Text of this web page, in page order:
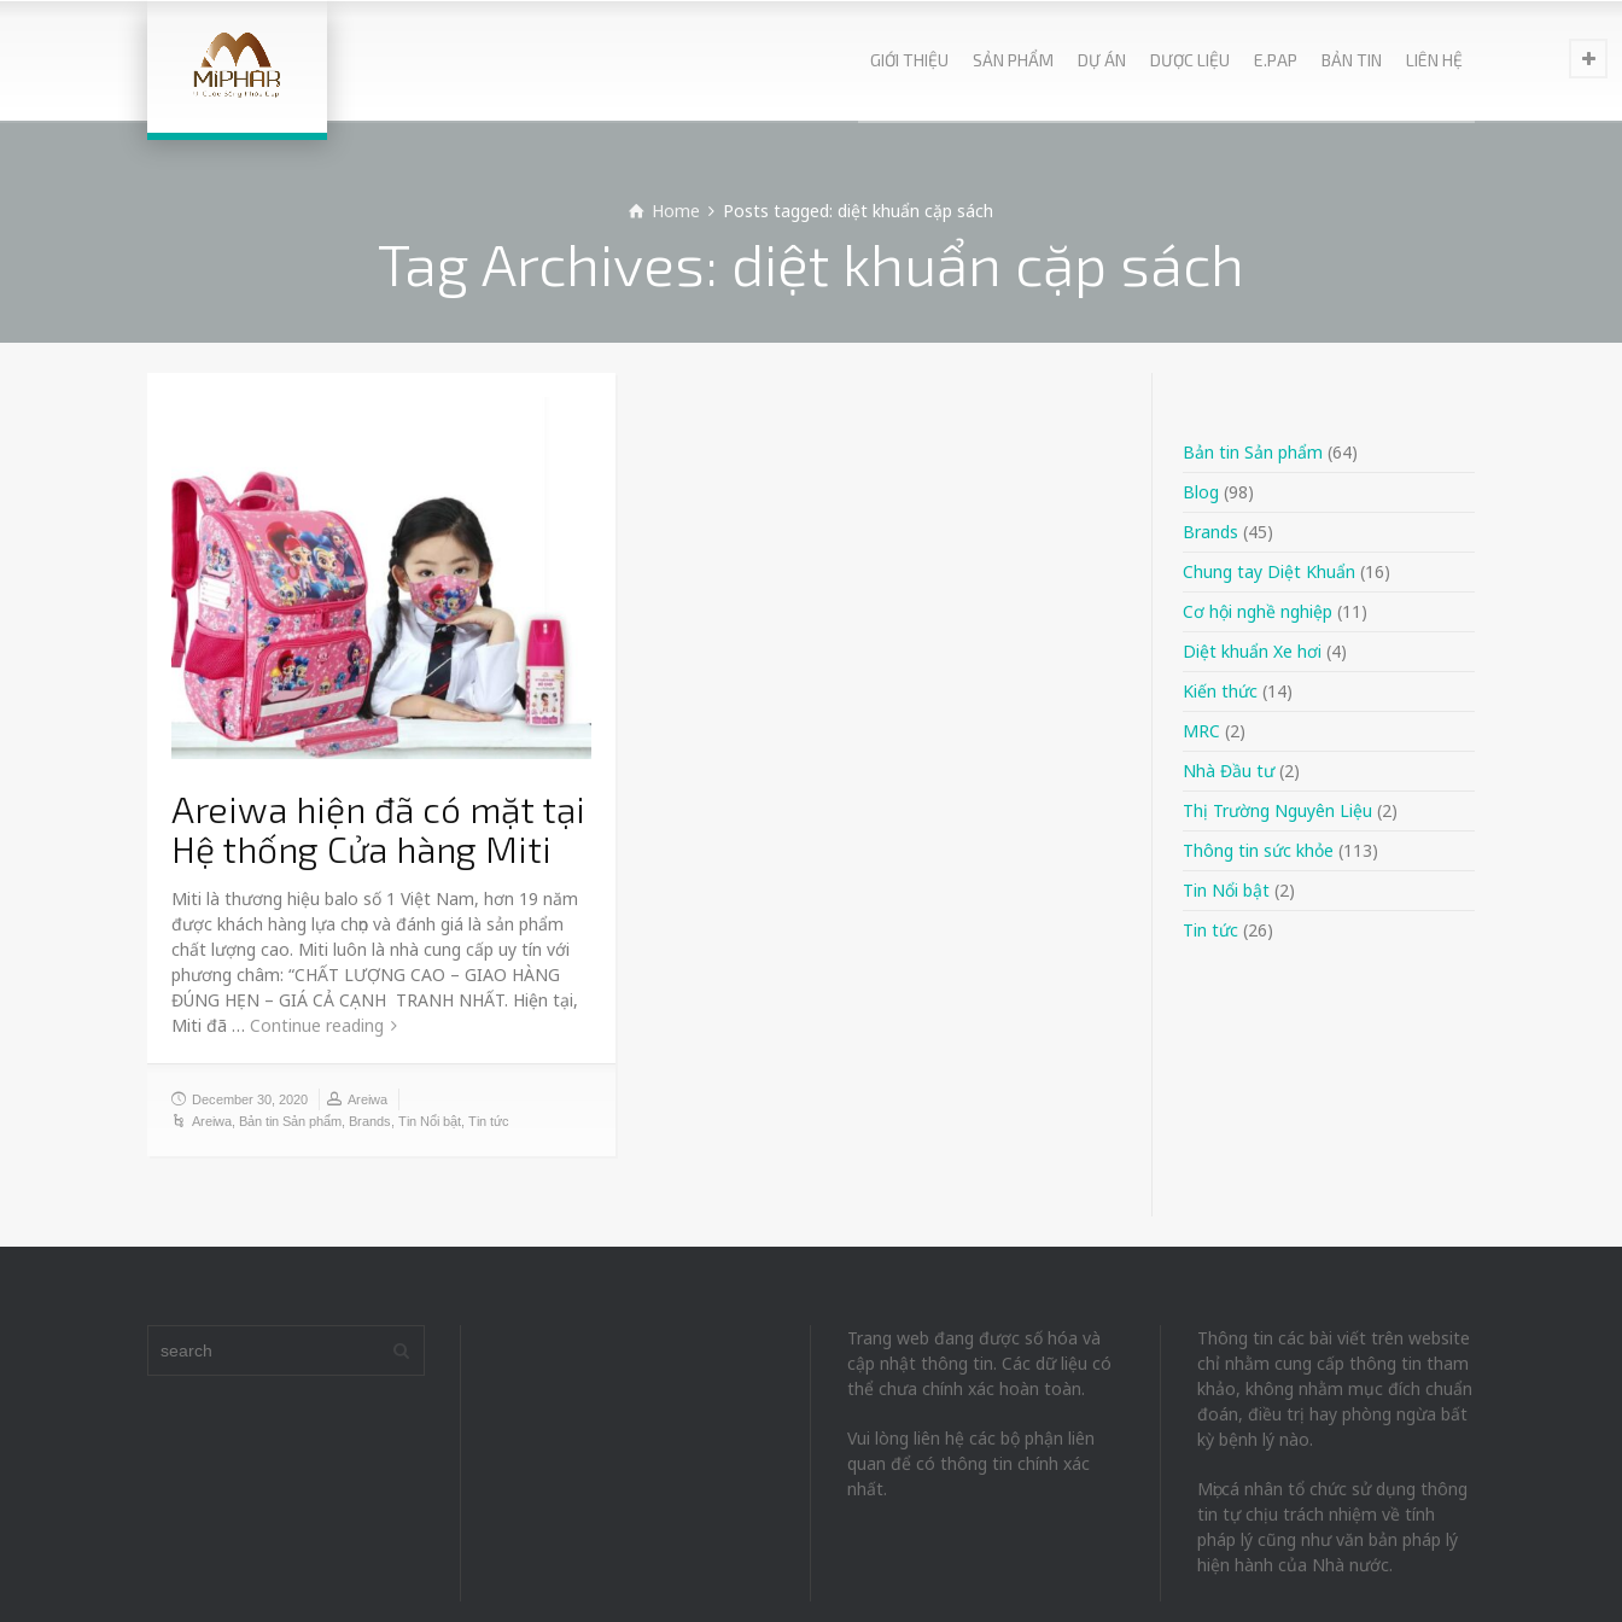
GIỚI THIỆU SẢN PHẨM DỰ ÁN DƯỢC LIỆU E.PAP BẢN TIN LIÊN HỆ
Home Posts tagged: diệt khuẩn cặp sách
Tag Archives: diệt khuẩn cặp sách
Areiwa hiện đã có mặt tại
Hệ thống Cửa hàng Miti
Miti là thương hiệu balo số 1 Việt Nam, hơn 19 năm
được khách hàng lựa chọn và đánh giá là sản phẩm
chất lượng cao. Miti luôn là nhà cung cấp uy tín với
phương châm: “CHẤT LƯỢNG CAO – GIAO HÀNG
ĐÚNG HẸN – GIÁ CẢ CẠNH TRANH NHẤT. Hiện tại,
Miti đã … Continue reading
December 30, 2020
Areiwa
Areiwa
Bản tin Sản phẩm Brands Tin Nổi bật Tin tức
Bản tin Sản phẩm (64)
Blog (98)
Brands (45)
Chung tay Diệt Khuẩn (16)
Cơ hội nghề nghiệp (11)
Diệt khuẩn Xe hơi (4)
Kiến thức(14)
MRC (2)
Nhà Đầu tư(2)
Thị Trường Nguyên Liệu (2)
Thông tin sức khỏe (113)
Tin Nổi bật(2)
Tin tức(26)
Trang web đang được số hóa và
cập nhật thông tin. Các dữ liệu có
thể chưa chính xác hoàn toàn.
Vui lòng liên hệ các bộ phận liên
quan để có thông tin chính xác
nhất.
Thông tin các bài viết trên website
chỉ nhằm cung cấp thông tin tham
khảo, không nhằm mục đích chuẩn
đoán, điều trị hay phòng ngừa bất
kỳ bệnh lý nào.
Mọi cá nhân tổ chức sử dụng thông
tin tự chịu trách nhiệm về tính
pháp lý cũng như văn bản pháp lý
hiện hành của Nhà nước.